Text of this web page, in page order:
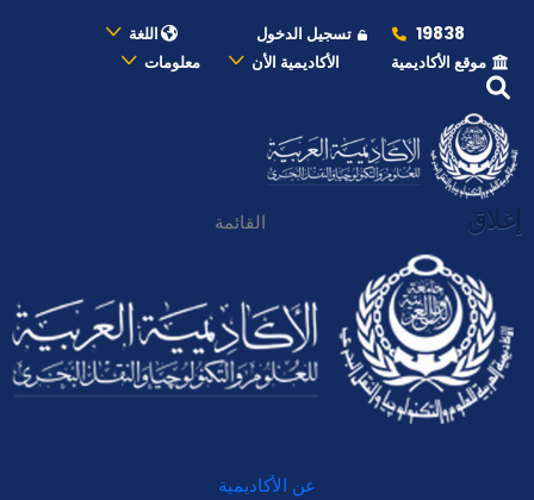
19838 تسجيل الدخول
اللغة
موقع الأكاديمية
الأكاديمية الأن معلومات
إغلاق القائمة
عن الأكاديمية